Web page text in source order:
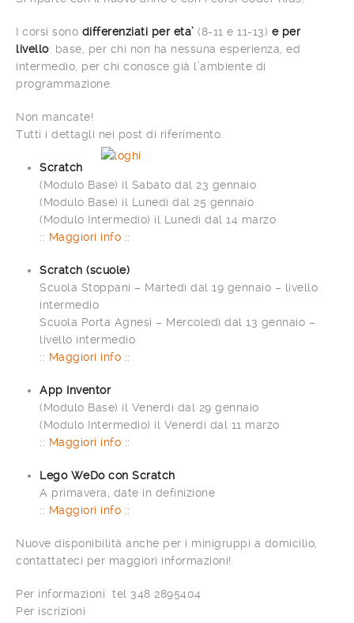
I corsi sono differenziati per eta’ (8-11 e 11-13) e per
livello: base, per chi non ha nessuna esperienza, ed
intermedio, per chi conosce già l’ambiente di
programmazione.
Non mancate!
Tutti i dettagli nei post di riferimento.
Scratch
(Modulo Base) il Sabato dal 23 gennaio
(Modulo Base) il Lunedì dal 25 gennaio
(Modulo Intermedio) il Lunedì dal 14 marzo
:: Maggiori info ::
Scratch (scuole)
Scuola Stoppani – Martedì dal 19 gennaio – livello
intermedio
Scuola Porta Agnesi – Mercoledì dal 13 gennaio –
livello intermedio
:: Maggiori info ::
App Inventor
(Modulo Base) il Venerdì dal 29 gennaio
(Modulo Intermedio) il Venerdì dal 11 marzo
:: Maggiori info ::
Lego WeDo con Scratch
A primavera, date in definizione
:: Maggiori info ::
Nuove disponibilità anche per i minigruppi a domicilio,
contattateci per maggiori informazioni!
Per informazioni tel 348 2895404
Per iscrizioni